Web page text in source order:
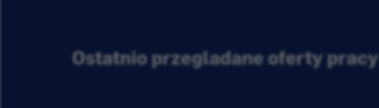
Ostatnio przeglądane oferty pracy